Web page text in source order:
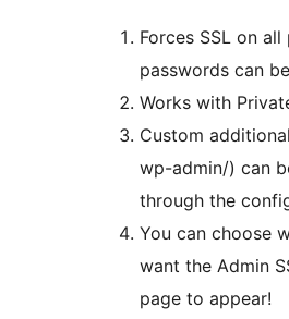
Forces SSL on
passwords can
Works with
Custom
wp-admin/) can
through the
You can choose
want the Admin
page to appear!